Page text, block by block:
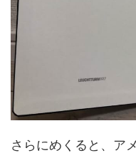
さらにめくると、ア